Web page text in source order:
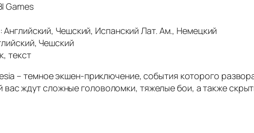
Games
Английский, Чешский, Испанский Лат. Ам., Немецкий
Чешский
текст
– темное экшен-приключение, события которого
вас ждут сложные головоломки, тяжелые бои, а также